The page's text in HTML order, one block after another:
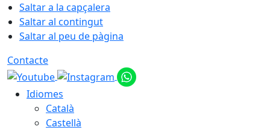
Saltar a la capçalera
Saltar al contingut
Saltar al peu de pàgina
Contacte
Idiomes
Català
Castellà